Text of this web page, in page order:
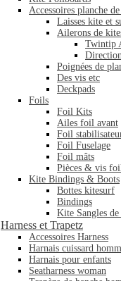
Accessoires planche
Laisses kite et
Ailerons de
Twintip
Poignées de
Des vis etc
Deckpads
Foils
Foil Kits
Ailes foil avant
Foil
Foil Fuselage
Foil mâts
Pièces & vis
Kite Bindings & Boots
Bottes kitesurf
Bindings
Kite Sangles
Harness et Trapetz
Accessoires Harness
Harnais cuissard
Harnais pour enfants
Seatharness woman